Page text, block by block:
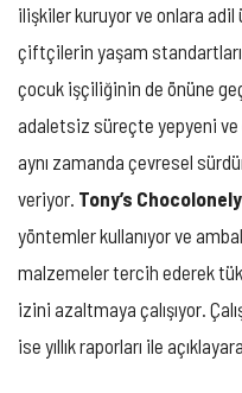
ilişkiler kuruyor ve onlara adil
çiftçilerin yaşam
çocuk işçiliğinin de önüne
adaletsiz süreçte yepyeni ve
aynı zamanda çevresel
veriyor. Tony’s Chocolonely
yöntemler kullanıyor ve
malzemeler tercih ederek
izini azaltmaya çalışıyor.
ise yıllık raporları ile